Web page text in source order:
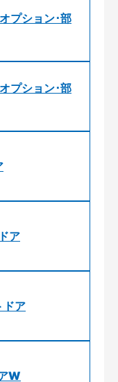
プション･部
プション･部
ア
ドア
W